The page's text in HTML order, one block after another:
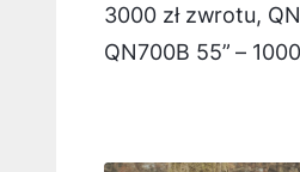
3000 zł zwrotu,
QN700B 55” –